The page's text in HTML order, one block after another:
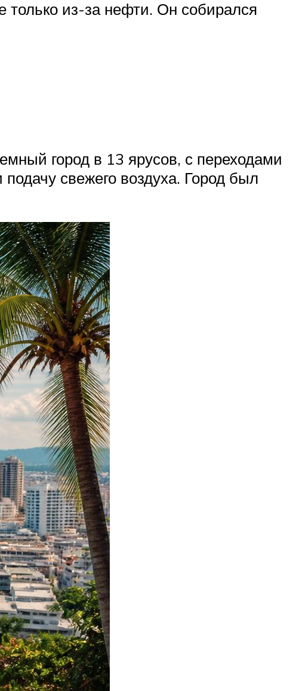
только из-за нефти. Он собирался
город в 13 ярусов, с переходами
свежего воздуха. Город был